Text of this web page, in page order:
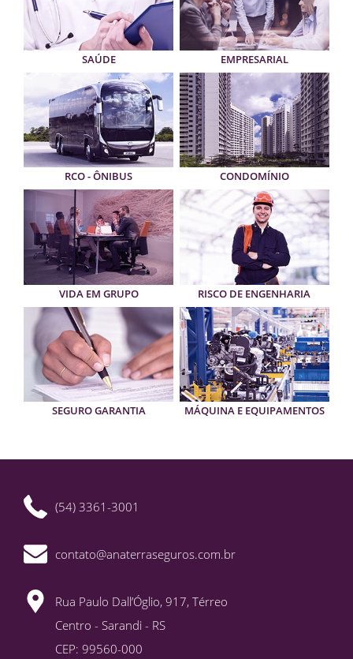
SAÚDE EMPRESARIAL
RCO - ÔNIBUS CONDOMÍNIO
VIDA EM GRUPO RISCO DE ENGENHARIA
SEGURO GARANTIA MÁQUINA E EQUIPAMENTOS
(54) 3361-3001
contato@anaterraseguros.com.br
Rua Paulo Dall’Óglio, 917, Térreo
Centro - Sarandi - RS
CEP: 99560-000